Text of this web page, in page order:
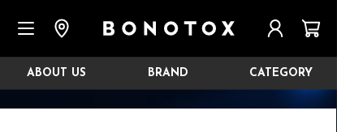
ABOUT US BRAND CATEGORY